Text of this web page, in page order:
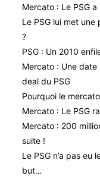
Mercato : Le PSG
Le PSG lui met
?
PSG : Un 2010
Mercato : Une
deal du PSG
Pourquoi le
Mercato : Le PSG
Mercato : 200
suite !
Le PSG n’a pas
but…